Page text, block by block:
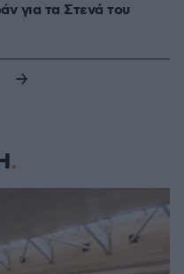
για τα Στενά του